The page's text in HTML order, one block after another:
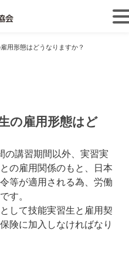
用形態はどうなりますか？
の雇用形態はど
の講習期間以外、実習実
の雇用関係のもと、日本
等が適用される為、労働
す。
して技能実習生と雇用契
険に加入しなければなり